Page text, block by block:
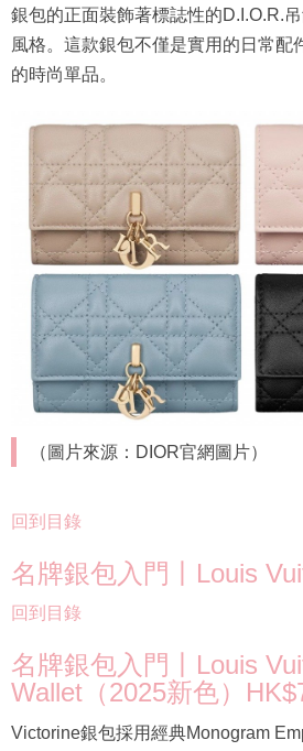
銀包的正面裝飾著標誌性的D.I.O.R.
風格。這款銀包不僅是實用的日常配
的時尚單品。
（圖片來源：DIOR官網圖片）
回到目錄
名牌銀包入門丨Louis
回到目錄
名牌銀包入門丨Louis
Wallet（2025新色）
Victorine銀包採用經典Monogram